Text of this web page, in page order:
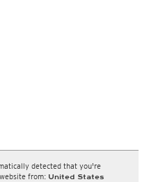
detected that you're
from: United States